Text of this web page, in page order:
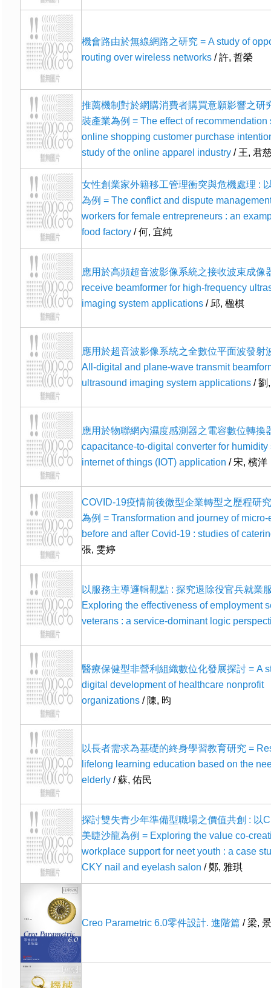
機會路由於無線網路之研究 = A study of
routing over wireless networks / 許, 哲榮
推薦機制對於網購消費者購買意願影響之研
裝產業為例 = The effect of recommendation
online shopping customer purchase
study of the online apparel industry / 王, 君
女性創業家外籍移工管理衝突與危機處理 :
為例 = The conflict and dispute
workers for female entrepreneurs : an
food factory / 何, 宜純
應用於高頻超音波影像系統之接收波束成像
receive beamformer for high-frequency
imaging system applications / 邱, 楹棋
應用於超音波影像系統之全數位平面波發射
All-digital and plane-wave transmit
ultrasound imaging system applications / 劉
應用於物聯網內濕度感測器之電容數位轉換
capacitance-to-digital converter for humidity
internet of things (IOT) application / 宋, 檳洋
COVID-19疫情前後微型企業轉型之歷程研
為例 = Transformation and journey of micro-
before and after Covid-19 : studies of
張, 雯婷
以服務主導邏輯觀點 : 探究退除役官兵就業
Exploring the effectiveness of employment
veterans : a service-dominant logic
醫療保健型非營利組織數位化發展探討 = A
digital development of healthcare nonprofit
organizations / 陳, 昀
以長者需求為基礎的終身學習教育研究 =
lifelong learning education based on the
elderly / 蘇, 佑民
探討雙失青少年準備型職場之價值共創 : 以
美睫沙龍為例 = Exploring the value co-
workplace support for neet youth : a case
CKY nail and eyelash salon / 鄭, 雅琪
Creo Parametric 6.0零件設計. 進階篇 / 梁,